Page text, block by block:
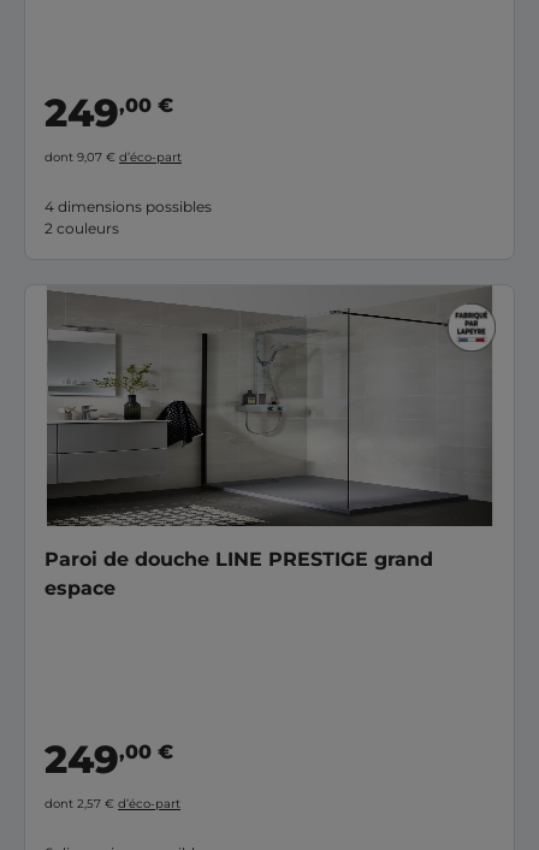
249,00 €
dont 9,07 € d’éco-part
4 dimensions possibles
2 couleurs
Paroi de douche LINE PRESTIGE grand
espace
249,00 €
dont 2,57 € d’éco-part